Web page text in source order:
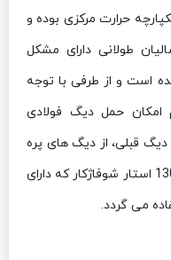
حرارت مرکزی بوده و
طولانی دارای مشکل
است و از طرفی با توجه
حمل دیگ فولادی
دیگ قبلی، از دیگ های پره
ای و قابل تفکیک چدنی مدل 1300 استار شوفاژکار که دارای